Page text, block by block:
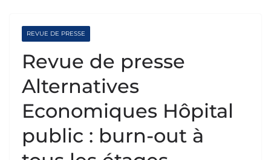
REVUE DE PRESSE
Revue de presse
Alternatives
Economiques Hôpital
public : burn-out à